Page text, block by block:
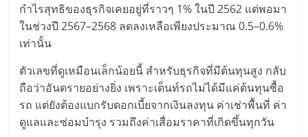
ปรึกษา
การ
ลงทุน
และ
ขยาย
สา
ขา
แฟ
กำไรสุทธิของธุรกิจเคยอยู่ที่ราวๆ 1% ในปี 2562 แต่พอมา
ในช่วงปี 2567–2568 ลดลงเหลือเพียงประมาณ 0.5–0.6%
เท่านั้น
ตัวเลขที่ดูเหมือนเล็กน้อยนี้ สำหรับธุรกิจที่มีต้นทุนสูง กลับ
ถือว่าอันตรายอย่างยิ่ง เพราะเต็นท์รถไม่ได้มีแค่ต้นทุนซื้อ
รถ แต่ยังต้องแบกรับดอกเบี้ยจากเงินลงทุน ค่าเช่าพื้นที่ ค่า
ดูแลและซ่อมบำรุง รวมถึงค่าเสื่อมราคาที่เกิดขึ้นทุกวัน